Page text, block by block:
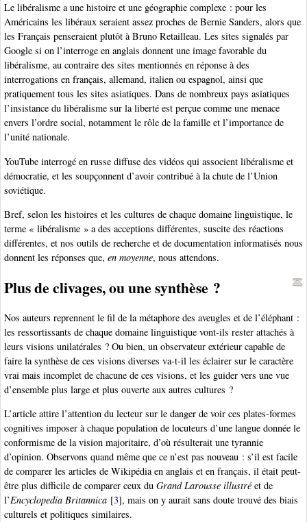
Le libéralisme a une histoire et une géographie complexe : pour les
Américains les libéraux seraient assez proches de Bernie Sanders, alors que
les Français penseraient plutôt à Bruno Retailleau. Les sites signalés par
Google si on l’interroge en anglais donnent une image favorable du
libéralisme, au contraire des sites mentionnés en réponse à des
interrogations en français, allemand, italien ou espagnol, ainsi que
pratiquement tous les sites asiatiques. Dans de nombreux pays asiatiques
l’insistance du libéralisme sur la liberté est perçue comme une menace
envers l’ordre social, notamment le rôle de la famille et l’importance de
l’unité nationale.
YouTube interrogé en russe diffuse des vidéos qui associent libéralisme et
démocratie, et les soupçonnent d’avoir contribué à la chute de l’Union
soviétique.
Bref, selon les histoires et les cultures de chaque domaine linguistique, le
terme « libéralisme » a des acceptions différentes, suscite des réactions
différentes, et nos outils de recherche et de documentation informatisés nous
donnent les réponses que, en moyenne, nous attendons.
Plus de clivages, ou une synthèse ?
Nos auteurs reprennent le fil de la métaphore des aveugles et de l’éléphant :
les ressortissants de chaque domaine linguistique vont-ils rester attachés à
leurs visions unilatérales ? Ou bien, un observateur extérieur capable de
faire la synthèse de ces visions diverses va-t-il les éclairer sur le caractère
vrai mais incomplet de chacune de ces visions, et les guider vers une vue
d’ensemble plus large et plus ouverte aux autres cultures ?
L’article attire l’attention du lecteur sur le danger de voir ces plates-formes
cognitives imposer à chaque population de locuteurs d’une langue donnée le
conformisme de la vision majoritaire, d’où résulterait une tyrannie
d’opinion. Observons quand même que ce n’est pas nouveau : s’il est facile
de comparer les articles de Wikipédia en anglais et en français, il était peut-
être plus difficile de comparer ceux du Grand Larousse illustréet de
l’Encyclopedia Britannica [3], mais on y aurait sans doute trouvé des biais
culturels et politiques similaires.